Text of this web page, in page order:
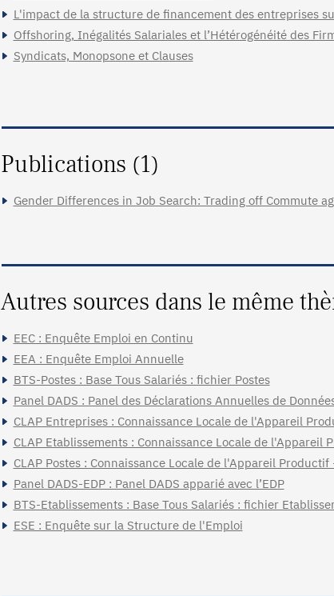
L'impact de la structure de financement des entreprises
Offshoring, Inégalités Salariales et l’Hétérogénéité des
Syndicats, Monopsone et Clauses
Publications (1)
Gender Differences in Job Search: Trading off Commute
Autres sources dans le même
EEC : Enquête Emploi en Continu
EEA : Enquête Emploi Annuelle
BTS-Postes : Base Tous Salariés : fichier Postes
Panel DADS : Panel des Déclarations Annuelles de
CLAP Entreprises : Connaissance Locale de l'Appareil
CLAP Etablissements : Connaissance Locale de l'Appareil
CLAP Postes : Connaissance Locale de l'Appareil Productif
Panel DADS-EDP : Panel DADS apparié avec l’EDP
BTS-Etablissements : Base Tous Salariés : fichier
ESE : Enquête sur la Structure de l'Emploi